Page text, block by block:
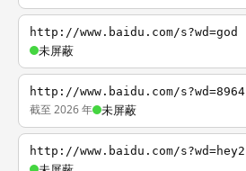
http://www.baidu.com/s?wd=god
未屏蔽
http://www.baidu.com/s?wd=8964
截至 2026 年 未屏蔽
http://www.baidu.com/s?wd=hey2